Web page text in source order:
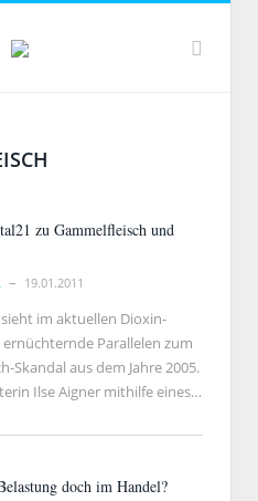
zu Gammelfleisch und
19.01.2011
im aktuellen Dioxin-
Parallelen zum
Skandal aus dem Jahre 2005.
Ilse Aigner mithilfe eines…
doch im Handel?